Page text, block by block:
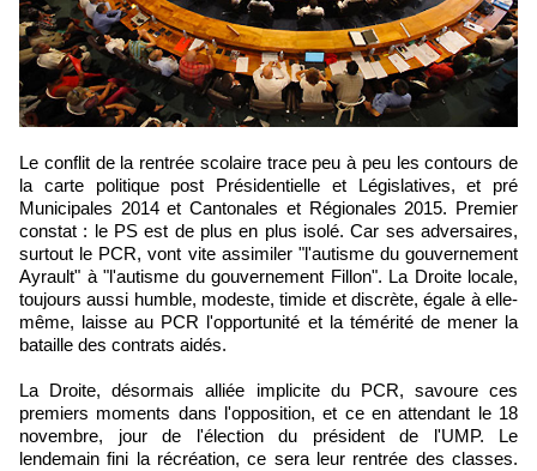
Le conflit de la rentrée scolaire trace peu à peu les contours de
la carte politique post Présidentielle et Législatives, et pré
Municipales 2014 et Cantonales et Régionales 2015. Premier
constat : le PS est de plus en plus isolé. Car ses adversaires,
surtout le PCR, vont vite assimiler "l'autisme du gouvernement
Ayrault" à "l'autisme du gouvernement Fillon". La Droite locale,
toujours aussi humble, modeste, timide et discrète, égale à elle-
même, laisse au PCR l'opportunité et la témérité de mener la
bataille des contrats aidés.
La Droite, désormais alliée implicite du PCR, savoure ces
premiers moments dans l'opposition, et ce en attendant le 18
novembre, jour de l'élection du président de l'UMP. Le
lendemain fini la récréation, ce sera leur rentrée des classes.